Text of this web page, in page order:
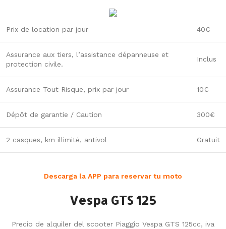
Prix de location par jour 40€
Assurance aux tiers, l’assistance dépanneuse et
protection civile.
Inclus
Assurance Tout Risque, prix par jour 10€
Dépôt de garantie / Caution 300€
2 casques, km illimité, antivol Gratuit
Descarga la APP para reservar tu moto
Vespa GTS 125
Precio de alquiler del scooter Piaggio Vespa GTS 125cc, iva